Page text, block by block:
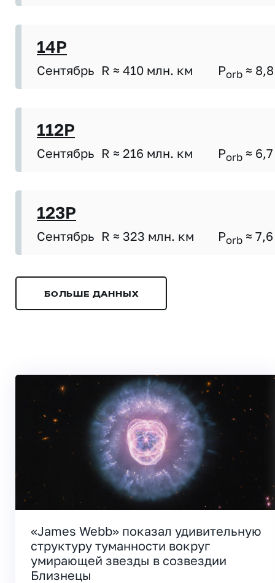
14P
Сентябрь R ≈ 410 млн. км Porb ≈ 8,8
112P
Сентябрь R ≈ 216 млн. км Porb ≈ 6,7
123P
Сентябрь R ≈ 323 млн. км Porb ≈ 7,6
БОЛЬШЕ ДАННЫХ
«James Webb» показал удивительную
структуру туманности вокруг
умирающей звезды в созвездии
Близнецы